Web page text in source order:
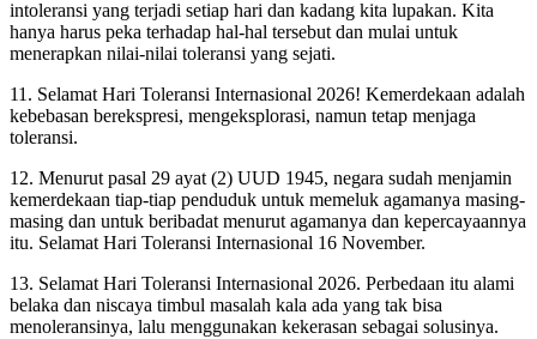
intoleransi yang terjadi setiap hari dan kadang kita lupakan. Kita
hanya harus peka terhadap hal-hal tersebut dan mulai untuk
menerapkan nilai-nilai toleransi yang sejati.
11. Selamat Hari Toleransi Internasional 2026! Kemerdekaan adalah
kebebasan berekspresi, mengeksplorasi, namun tetap menjaga
toleransi.
12. Menurut pasal 29 ayat (2) UUD 1945, negara sudah menjamin
kemerdekaan tiap-tiap penduduk untuk memeluk agamanya masing-
masing dan untuk beribadat menurut agamanya dan kepercayaannya
itu. Selamat Hari Toleransi Internasional 16 November.
13. Selamat Hari Toleransi Internasional 2026. Perbedaan itu alami
belaka dan niscaya timbul masalah kala ada yang tak bisa
menoleransinya, lalu menggunakan kekerasan sebagai solusinya.